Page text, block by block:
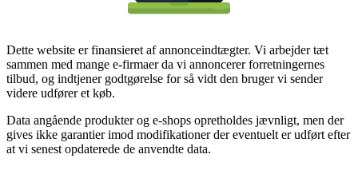
Dette website er finansieret af annonceindtægter. Vi arbejder tæt
sammen med mange e-firmaer da vi annoncerer forretningernes
tilbud, og indtjener godtgørelse for så vidt den bruger vi sender
videre udfører et køb.
Data angående produkter og e-shops opretholdes jævnligt, men der
gives ikke garantier imod modifikationer der eventuelt er udført efter
at vi senest opdaterede de anvendte data.